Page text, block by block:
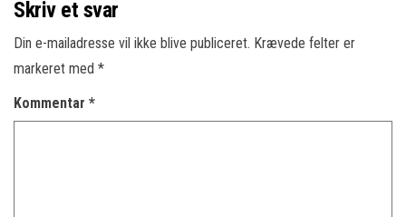
Skriv et svar
Din e-mailadresse vil ikke blive publiceret. Krævede felter er
markeret med *
Kommentar *